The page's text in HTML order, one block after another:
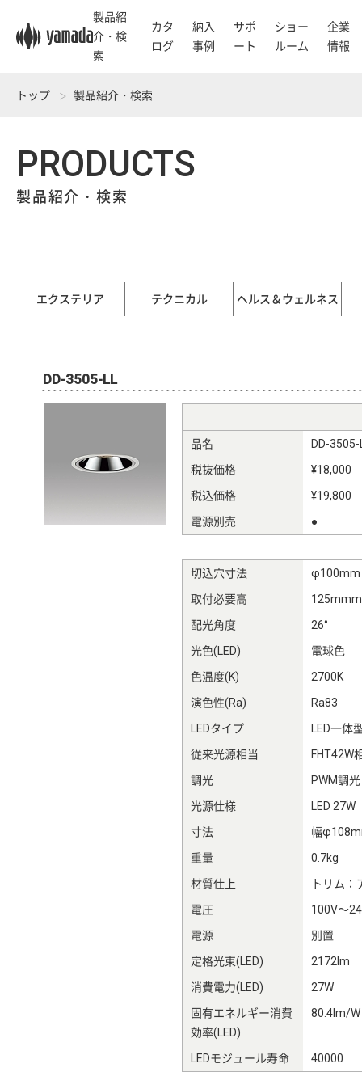
製品紹
介・検
索
カタ
ログ
納入
事例
サポ
ート
ショー
ルーム
企業
情報
トップ 製品紹介・検索
PRODUCTS
製品紹介・検索
エクステリア テクニカル ヘルス＆ウェルネス
DD-3505-LL
品名
DD-3505-
税抜価格
¥18,000
税込価格
¥19,800
電源別売
●
切込穴寸法
φ100mm
取付必要高
配光角度
26°
光色(LED)
電球色
色温度(K)
2700K
演色性(Ra)
Ra83
LEDタイプ
LED一体
従来光源相当
FHT42W
調光
PWM調光
光源仕様
LED 27W
寸法
幅
重量
0.7kg
材質仕上
トリム
電圧
100V～
電源
別置
定格光束(LED)
2172lm
消費電力(LED)
27W
固有エネルギー消費
効率(LED)
80.4lm/W
LEDモジュール寿命 40000